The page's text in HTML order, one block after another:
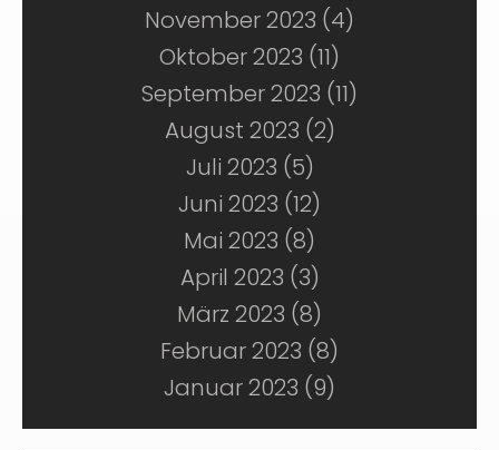
November 2023 (4)
Oktober 2023 (11)
September 2023 (11)
August 2023 (2)
Juli 2023 (5)
Juni 2023 (12)
Mai 2023 (8)
April 2023 (3)
März 2023 (8)
Februar 2023 (8)
Januar 2023 (9)